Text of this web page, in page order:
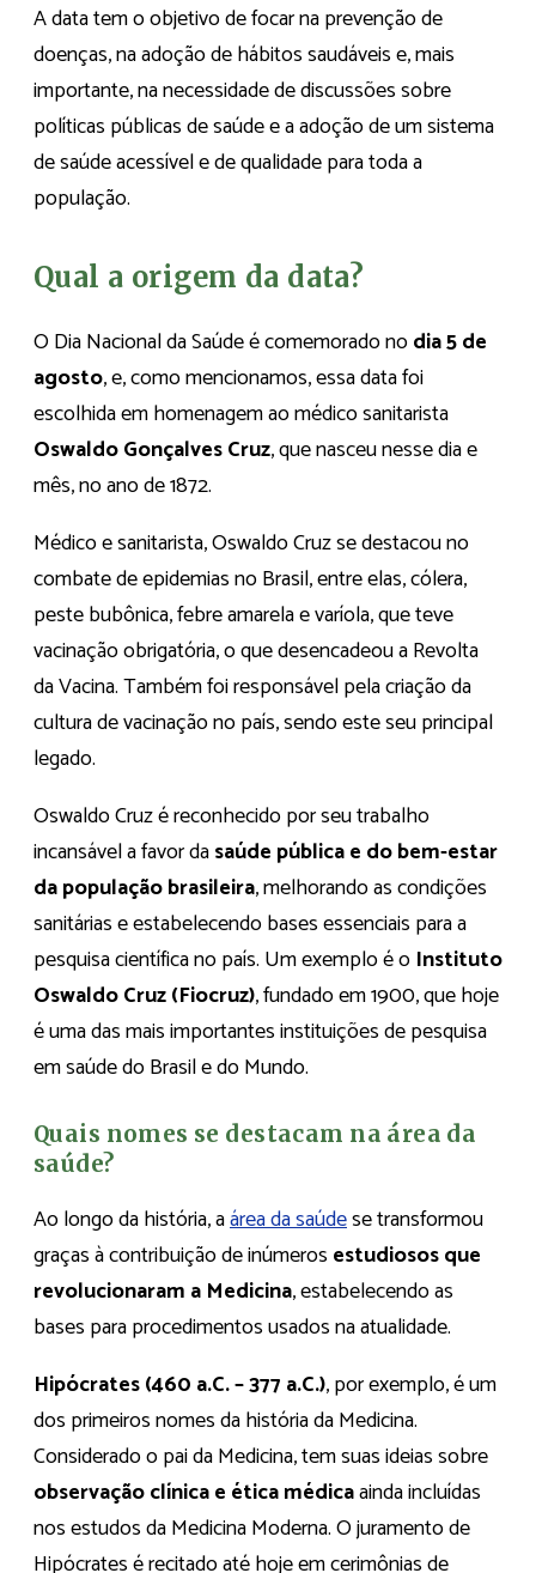
A data tem o objetivo de focar na prevenção de
doenças, na adoção de hábitos saudáveis e, mais
importante, na necessidade de discussões sobre
políticas públicas de saúde e a adoção de um sistema
de saúde acessível e de qualidade para toda a
população.
Qual a origem da data?
O Dia Nacional da Saúde é comemorado nodia 5 de
agosto, e, como mencionamos, essa data foi
escolhida em homenagem ao médico sanitarista
Oswaldo Gonçalves Cruz, que nasceu nesse dia e
mês, no ano de 1872.
Médico e sanitarista, Oswaldo Cruz se destacou no
combate de epidemias no Brasil, entre elas, cólera,
peste bubônica, febre amarela e varíola, que teve
vacinação obrigatória, o que desencadeou a Revolta
da Vacina. Também foi responsável pela criação da
cultura de vacinação no país, sendo este seu principal
legado.
Oswaldo Cruz é reconhecido por seu trabalho
incansável a favor dasaúde pública e do bem-estar
da população brasileira, melhorando as condições
sanitárias e estabelecendo bases essenciais para a
pesquisa científica no país. Um exemplo é o Instituto
Oswaldo Cruz (Fiocruz), fundado em 1900, que hoje
é uma das mais importantes instituições de pesquisa
em saúde do Brasil e do Mundo.
Quais nomes se destacam na área da
saúde?
Ao longo da história, aárea da saúdese transformou
graças à contribuição de inúmeros estudiosos que
revolucionaram a Medicina, estabelecendo as
bases para procedimentos usados na atualidade.
Hipócrates (460 a.C. – 377 a.C.), por exemplo, é um
dos primeiros nomes da história da Medicina.
Considerado o pai da Medicina, tem suas ideias sobre
observação clínica e ética médicaainda incluídas
nos estudos da Medicina Moderna. O juramento de
Hipócrates é recitado até hoje em cerimônias de